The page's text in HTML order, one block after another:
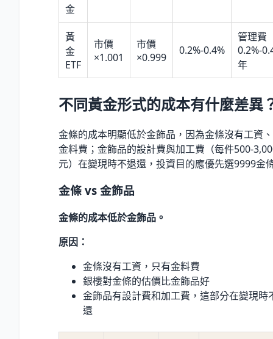
金
黃
金
ETF
市價
×1.001
市價
×0.999
0.2%-0.4%
管理費
0.2%-
年
不同黃金形式的成本有什麼差異
金條的成本明顯低於金飾品，因為金條沒有工資
金料費；金飾品的設計費與加工費（每件500-
元）在變現時不退還，投資目的應優先選9999金
金條 vs 金飾品
金條的成本低於金飾品。
原因：
金條沒有工資，只有金料費
銀樓對金條的估價比金飾品好
金飾品有設計費和加工費，這部分在變現時
還